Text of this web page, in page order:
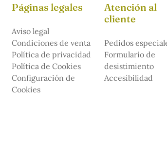
Páginas legales
Aviso legal
Condiciones de venta
Política de privacidad
Política de Cookies
Configuración de
Cookies
Atención al
cliente
Pedidos
Formulario de
desistimiento
Accesibilidad